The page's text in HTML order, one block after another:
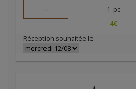
- 1 pc
4€
Réception souhaitée le